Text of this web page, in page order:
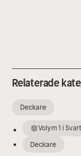
Relaterade
Deckare
Volym1 i
Deckare